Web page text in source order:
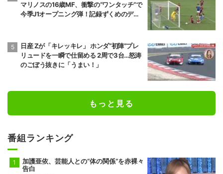
マリノスの16歳MF、衝撃の“ワンタッチ”で
今季J1オープニング弾！記録ずくめのデビ
日産 Zが「キレッキレ」 ホンダ“初陣”プレ
リュードを一瞬で仕留める 2周で3台…怒涛
のごぼう抜きに「うまい！」
もっと見る
番組ランキング
加護亜依、芸能人との“体の関係”を赤裸々
告白